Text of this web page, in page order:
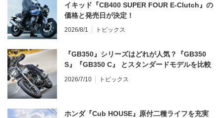
イキッド『CB400 SUPER FOUR E-Clutch』の
価格と発売日が決定！
2026/8/1 トピックス
『GB350』シリーズはどれが人気？『GB350
S』『GB350 C』 とスタンダードモデルを比較
2026/7/10 トピックス
ホンダ『Cub HOUSE』原付二種ライフを充実